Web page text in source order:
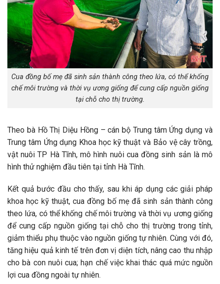
Cua đồng bố mẹ đã sinh sản thành công theo lứa, có thể khống
chế môi trường và thời vụ ương giống để cung cấp nguồn giống
tại chỗ cho thị trường.
Theo bà Hồ Thị Diệu Hồng – cán bộ Trung tâm Ứng dụng và
Trung tâm Ứng dụng Khoa học kỹ thuật và Bảo vệ cây trồng,
vật nuôi TP Hà Tĩnh, mô hình nuôi cua đồng sinh sản là mô
hình thử nghiệm đầu tiên tại tỉnh Hà Tĩnh.
Kết quả bước đầu cho thấy, sau khi áp dụng các giải pháp
khoa học kỹ thuật, cua đồng bố mẹ đã sinh sản thành công
theo lứa, có thể khống chế môi trường và thời vụ ương giống
để cung cấp nguồn giống tại chỗ cho thị trường trong tỉnh,
giảm thiểu phụ thuộc vào nguồn giống tự nhiên. Cùng với đó,
tăng hiệu quả kinh tế trên đơn vị diện tích, nâng cao thu nhập
cho bà con nuôi cua; hạn chế việc khai thác quá mức nguồn
lợi cua đồng ngoài tự nhiên.